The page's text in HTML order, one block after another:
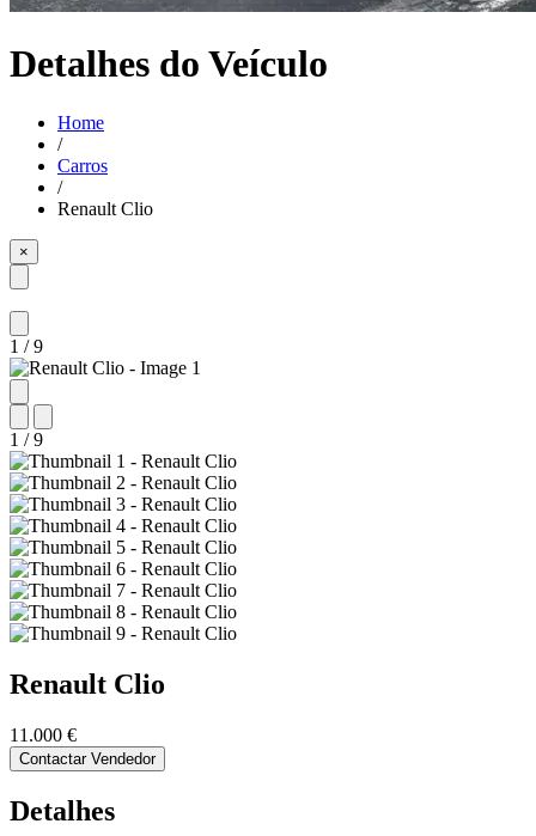
Detalhes do Veículo
Home
/
Carros
/
Renault Clio
×
1 / 9
1 / 9
Renault Clio
11.000 €
Contactar Vendedor
Detalhes